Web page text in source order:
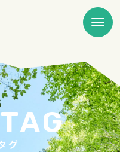
グ